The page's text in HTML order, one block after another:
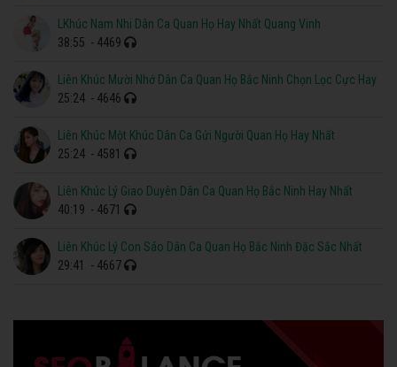
LKhúc Nam Nhi Dân Ca Quan Họ Hay Nhất Quang Vinh
38:55 - 4469
Liên Khúc Mười Nhớ Dân Ca Quan Họ Bắc Ninh Chọn Lọc Cực Hay
25:24 - 4646
Liên Khúc Một Khúc Dân Ca Gửi Người Quan Họ Hay Nhất
25:24 - 4581
Liên Khúc Lý Giao Duyên Dân Ca Quan Họ Bắc Ninh Hay Nhất
40:19 - 4671
Liên Khúc Lý Con Sáo Dân Ca Quan Họ Bắc Ninh Đặc Sắc Nhất
29:41
- 4667